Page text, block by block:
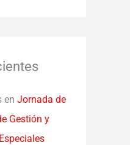
en Jornada de
Gestión y